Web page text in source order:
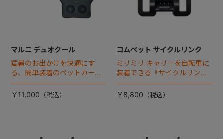
マルニ デュオクール
猛暑のお出かけを快適にす
る、簡単装着のペットカート
専用ダブル送風ファンが登
場。
￥11,000
コムペット サイクルリンク
ミリミリ キャリーを自転車に
装着できる『サイクルリン
ク』が登場！
￥8,800